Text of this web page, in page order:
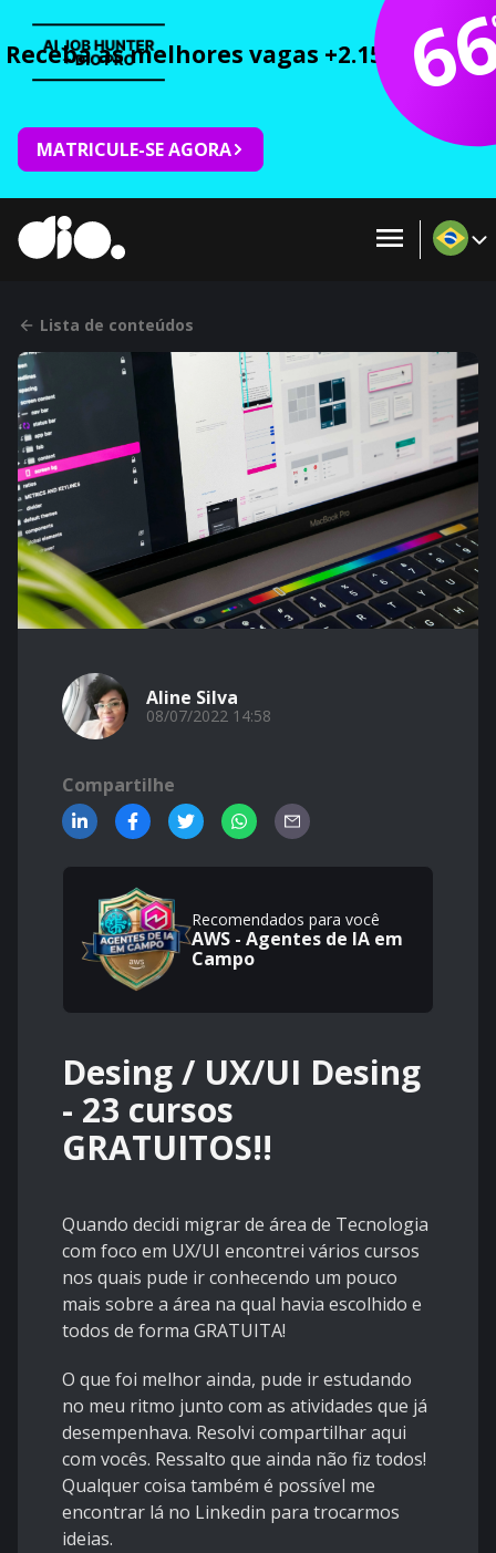
Receba as melhores vagas +2.150 cursos
MATRICULE-SE AGORA
Lista de conteúdos
Aline Silva
08/07/2022 14:58
Compartilhe
Recomendados para você
AWS - Agentes de IA em
Campo
Desing / UX/UI Desing
- 23 cursos
GRATUITOS!!
Quando decidi migrar de área de Tecnologia
com foco em UX/UI encontrei vários cursos
nos quais pude ir conhecendo um pouco
mais sobre a área na qual havia escolhido e
todos de forma GRATUITA!
O que foi melhor ainda, pude ir estudando
no meu ritmo junto com as atividades que já
desempenhava. Resolvi compartilhar aqui
com vocês. Ressalto que ainda não fiz todos!
Qualquer coisa também é possível me
encontrar lá no Linkedin para trocarmos
ideias.